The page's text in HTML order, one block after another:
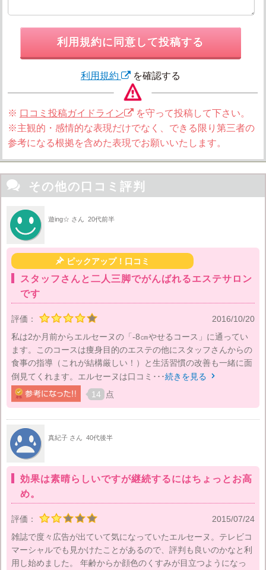
利用規約に同意して投稿する
利用規約 を確認する
※ 口コミ投稿ガイドライン
を守って投稿して下さい。
※主観的・感情的な表現だけでなく、できる限り第三者の
参考になる根拠を含めた表現でお願いいたします。
 その他の口コミ評判
遊ing☆ さん 20代前半
ピックアップ！口コミ
スタッフさんと二人三脚でがんばれるエステサロン
です
評価：
2016/10/20
私は2か月前からエルセーヌの「-8㎝やせるコース」に通ってい
ます。このコースは痩身目的のエステの他にスタッフさんからの
食事の指導（これが結構厳しい！）と生活習慣の改善も一緒に面
倒見てくれます。エルセーヌは口コミ･･･続きを見る 
14 点
真紀子 さん 40代後半
効果は素晴らしいですが継続するにはちょっとお高
め。
評価：
2015/07/24
雑誌で度々広告が出ていて気になっていたエルセーヌ。テレビコ
マーシャルでも見かけたことがあるので、評判も良いのかなと利
用し始めました。 年齢からか顔色のくすみが目立つようになっ